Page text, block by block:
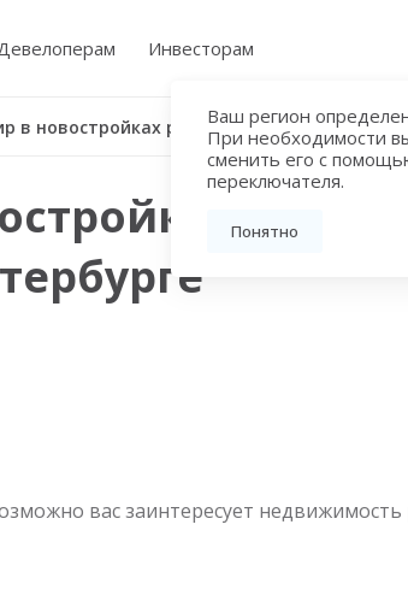
Инвесторам
Ваш регион
При необходимости
сменить его с
переключателя.
Понятно
Продажа квартир в новостройках рядом с метро Достоевская в Санкт-Петербурге
рядом
вас заинтересует недвижимость